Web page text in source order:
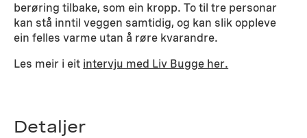
berøring tilbake, som ein kropp. To til tre personar
kan stå inntil veggen samtidig, og kan slik oppleve
ein felles varme utan å røre kvarandre.
Les meir i eit intervju med Liv Bugge her.
Detaljer